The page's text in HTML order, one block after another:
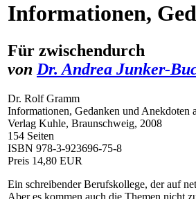
Informationen,
Für zwischendurch
von Dr. Andrea Junker-
Dr. Rolf Gramm
Informationen, Gedanken und Anekdoten
Verlag Kuhle, Braunschweig, 2008
154 Seiten
ISBN 978-3-923696-75-8
Preis 14,80 EUR
Ein schreibender Berufskollege, der auf
Aber es kommen auch die Themen nicht